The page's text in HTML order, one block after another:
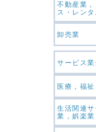
不動産業，
ス・レン
卸売業
サービス
医療，福祉
生活関連サ
業，娯楽業